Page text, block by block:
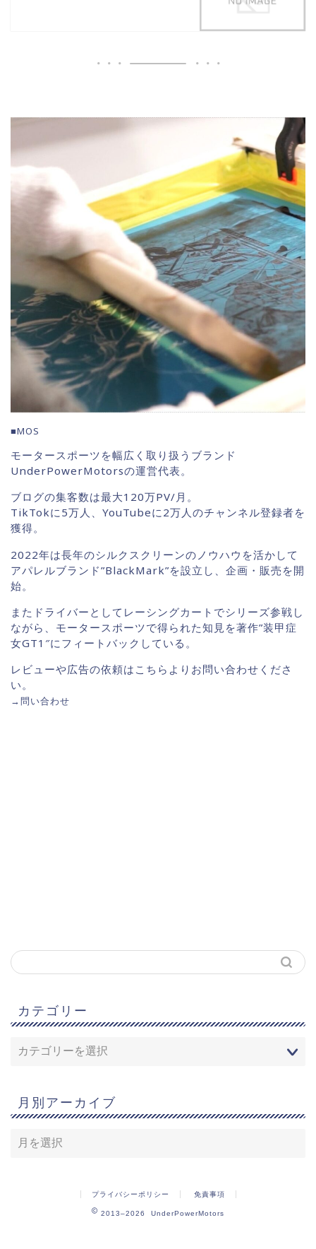
■MOS
モータースポーツを幅広く取り扱うブランド
UnderPowerMotorsの運営代表。
ブログの集客数は最大120万PV/月。
TikTokに5万人、YouTubeに2万人のチャンネル登録者を
獲得。
2022年は長年のシルクスクリーンのノウハウを活かして
アパレルブランド”BlackMark”を設立し、企画・販売を開
始。
またドライバーとしてレーシングカートでシリーズ参戦し
ながら、モータースポーツで得られた知見を著作”装甲症
女GT1″にフィートバックしている。
レビューや広告の依頼はこちらよりお問い合わせくださ
い。
→問い合わせ
カテゴリー
月別アーカイブ
プライバシーポリシー 免責事項
2013–2026 UnderPowerMotors